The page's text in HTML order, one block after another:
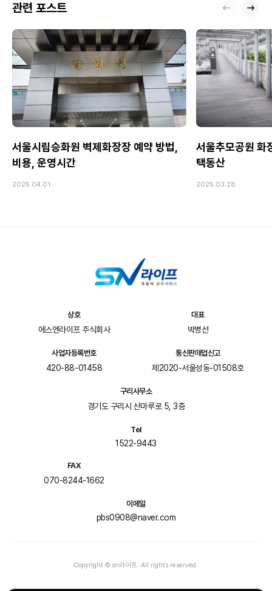
관련 포스트
서울시립승화원 벽제화장장 예약 방법,
비용, 운영시간
2025.04.01
서울추모공원 화
택동산
2025.03.28
상호
에스엔라이프 주식회사
대표
박병선
사업자등록번호
420-88-01458
통신판매업신고
제2020-서울성동-01508호
구리사무소
경기도 구리시 산마루로 5, 3층
Tel
1522-9443
FAX
070-8244-1662
이메일
pbs0908@naver.com
Copyright © sn라이프. All rights reserved.